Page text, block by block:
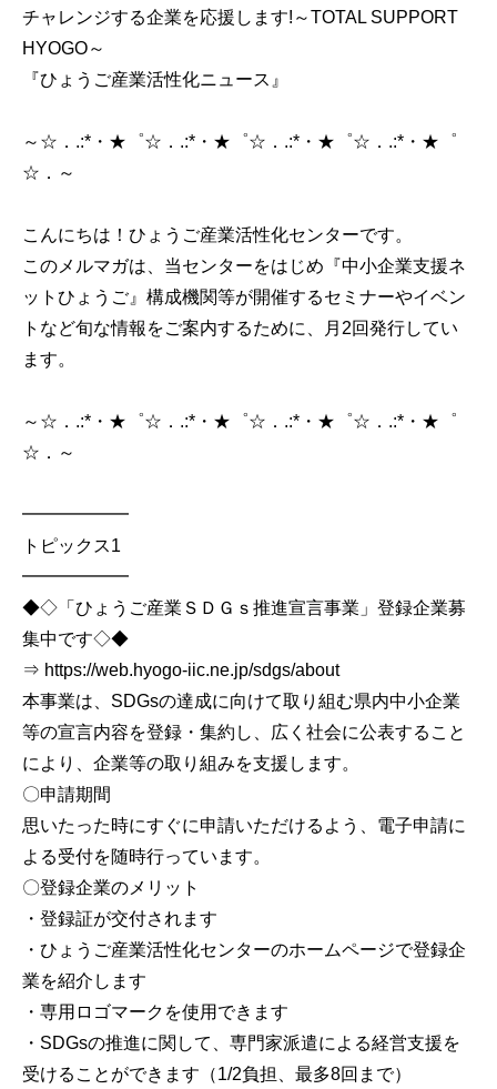
チャレンジする企業を応援します!～TOTAL SUPPORT
HYOGO～
『ひょうご産業活性化ニュース』
～☆．.:*・★゜☆．.:*・★゜☆．.:*・★゜☆．.:*・★゜
☆．～
こんにちは！ひょうご産業活性化センターです。
このメルマガは、当センターをはじめ『中小企業支援ネ
ットひょうご』構成機関等が開催するセミナーやイベン
トなど旬な情報をご案内するために、月2回発行してい
ます。
～☆．.:*・★゜☆．.:*・★゜☆．.:*・★゜☆．.:*・★゜
☆．～
━━━━━━
トピックス1
━━━━━━
◆◇「ひょうご産業ＳＤＧｓ推進宣言事業」登録企業募
集中です◇◆
⇒ https://web.hyogo-iic.ne.jp/sdgs/about
本事業は、SDGsの達成に向けて取り組む県内中小企業
等の宣言内容を登録・集約し、広く社会に公表すること
により、企業等の取り組みを支援します。
〇申請期間
思いたった時にすぐに申請いただけるよう、電子申請に
よる受付を随時行っています。
〇登録企業のメリット
・登録証が交付されます
・ひょうご産業活性化センターのホームページで登録企
業を紹介します
・専用ロゴマークを使用できます
・SDGsの推進に関して、専門家派遣による経営支援を
受けることができます（1/2負担、最多8回まで）